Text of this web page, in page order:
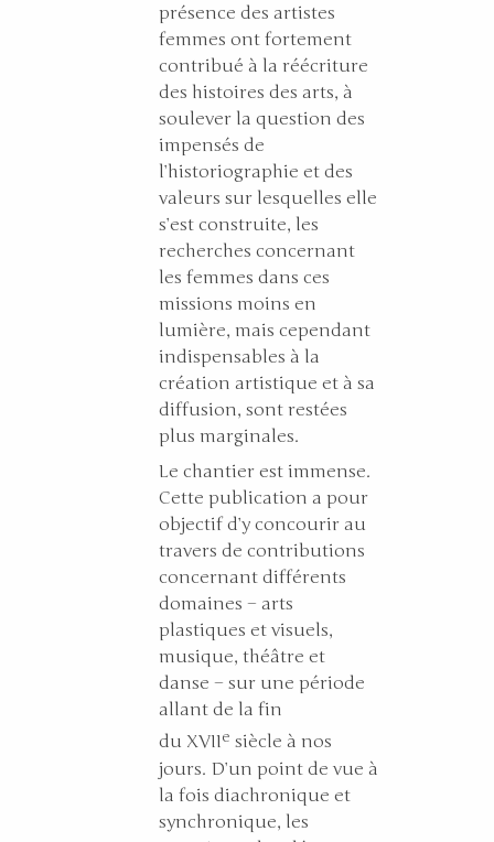
présence des artistes
femmes ont fortement
contribué à la réécriture
des histoires des arts, à
soulever la question des
impensés de
l’historiographie et des
valeurs sur lesquelles elle
s’est construite, les
recherches concernant
les femmes dans ces
missions moins en
lumière, mais cependant
indispensables à la
création artistique et à sa
diffusion, sont restées
plus marginales.
Le chantier est immense.
Cette publication a pour
objectif d’y concourir au
travers de contributions
concernant différents
domaines – arts
plastiques et visuels,
musique, théâtre et
danse – sur une période
allant de la fin
du XVIIe siècle à nos
jours. D’un point de vue à
la fois diachronique et
synchronique, les